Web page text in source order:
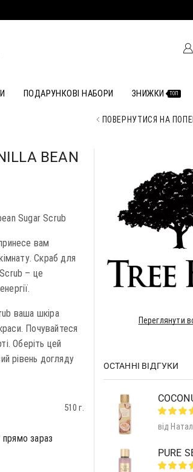
ПОДАРУНКОВІ НАБОРИ ЗНИЖКИ ТОП
ПОВЕРНУТИСЯ НА
BEAN
Sugar Scrub
вам
Скраб для
– це
ваша шкіра
Почувайтеся
Оберіть цей
рівень догляду
510 г.
зараз
Переглянути
ОСТАННІ ВІДГУКИ
від